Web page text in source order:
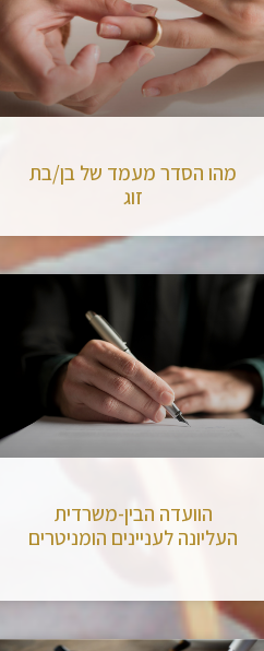
מהו הסדר מעמד של בן/בת
זוג
הוועדה הבין-משרדית
העליונה לעניינים הומניטרים